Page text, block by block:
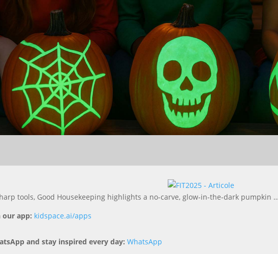
tools, Good Housekeeping highlights a no-carve, glow-in-the-dark pumpkin …
our app: kidspace.ai/apps
and stay inspired every day: WhatsApp